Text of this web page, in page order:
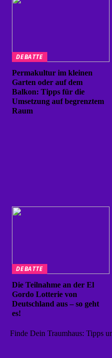
DEBATTE
Permakultur im kleinen
Garten oder auf dem
Balkon: Tipps für die
Umsetzung auf begrenztem
Raum
DEBATTE
Die Teilnahme an der El
Gordo Lotterie von
Deutschland aus – so geht
es!
Finde Dein Traumhaus: Tipps